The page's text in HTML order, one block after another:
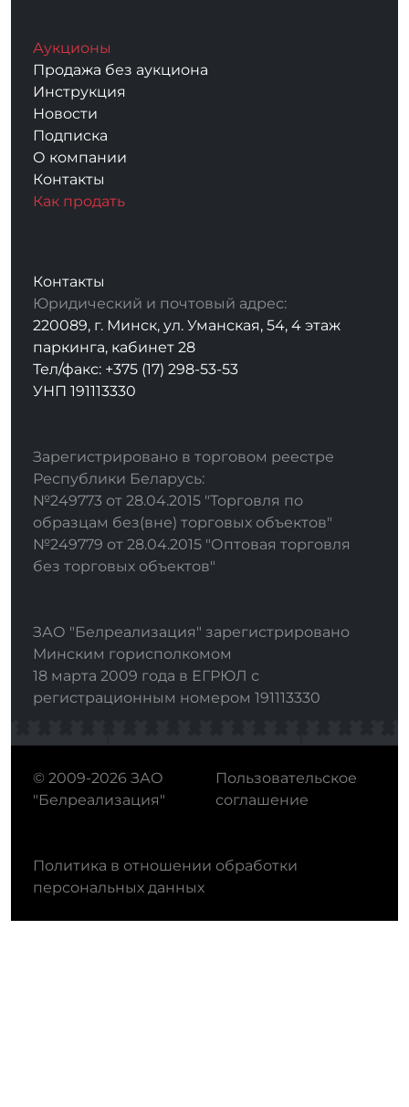
Аукционы
Продажа без аукциона
Инструкция
Новости
Подписка
О компании
Контакты
Как продать
Контакты
Юридический и почтовый адрес:
220089, г. Минск, ул. Уманская, 54, 4 этаж
паркинга, кабинет 28
Тел/факс: +375 (17) 298-53-53
УНП 191113330
Зарегистрировано в торговом реестре
Республики Беларусь:
№249773 от 28.04.2015 "Торговля по
образцам без(вне) торговых объектов"
№249779 от 28.04.2015 "Оптовая торговля
без торговых объектов"
ЗАО "Белреализация" зарегистрировано
Минским горисполкомом
18 марта 2009 года в ЕГРЮЛ с
регистрационным номером 191113330
© 2009-2026 ЗАО
"Белреализация"
Пользовательское
соглашение
Политика в отношении обработки
персональных данных